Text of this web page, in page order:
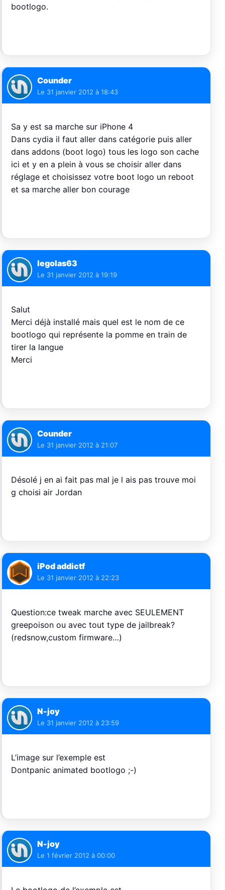
bootlogo.
Counder
Le 31 janvier 2012 à 18:43
Sa y est sa marche sur iPhone 4
Dans cydia il faut aller dans catégorie puis aller
dans addons (boot logo) tous les logo son cache
ici et y en a plein à vous se choisir aller dans
réglage et choisissez votre boot logo un reboot
et sa marche aller bon courage
legolas63
Le 31 janvier 2012 à 19:19
Salut
Merci déjà installé mais quel est le nom de ce
bootlogo qui représente la pomme en train de
tirer la langue
Merci
Counder
Le 31 janvier 2012 à 21:07
Désolé j en ai fait pas mal je l ais pas trouve moi
g choisi air Jordan
iPod addictf
Le 31 janvier 2012 à 22:23
Question:ce tweak marche avec SEULEMENT
greepoison ou avec tout type de jailbreak?
(redsnow,custom firmware…)
N-joy
Le 31 janvier 2012 à 23:59
L’image sur l’exemple est
Dontpanic animated bootlogo ;-)
N-joy
Le 1 février 2012 à 00:00